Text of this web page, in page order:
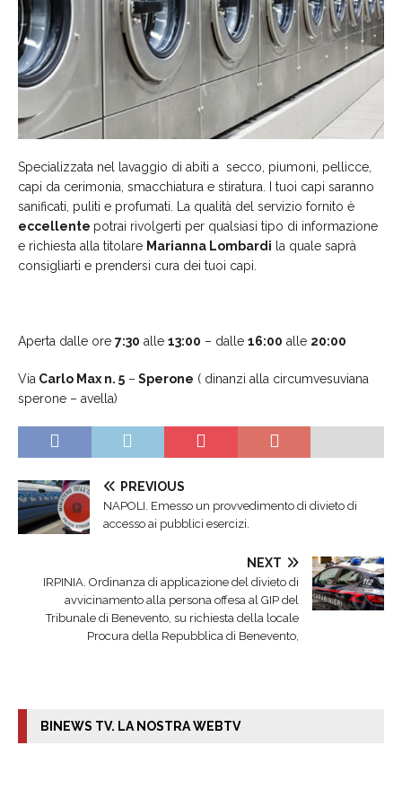
Specializzata nel lavaggio di abiti a secco, piumoni, pellicce,
capi da cerimonia, smacchiatura e stiratura. I tuoi capi saranno
sanificati, puliti e profumati. La qualità del servizio fornito è
eccellente potrai rivolgerti per qualsiasi tipo di informazione
e richiesta alla titolare Marianna Lombardi la quale saprà
consigliarti e prendersi cura dei tuoi capi.
Aperta dalle ore 7:30 alle 13:00 – dalle 16:00 alle 20:00
Via Carlo Max n. 5 – Sperone ( dinanzi alla circumvesuviana
sperone – avella)
PREVIOUS
NAPOLI. Emesso un provvedimento di divieto di
accesso ai pubblici esercizi.
NEXT
IRPINIA. Ordinanza di applicazione del divieto di
avvicinamento alla persona offesa al GIP del
Tribunale di Benevento, su richiesta della locale
Procura della Repubblica di Benevento,
BINEWS TV. LA NOSTRA WEBTV